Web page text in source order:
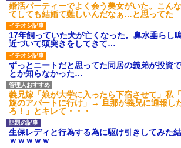
婚活パーティーでよく会う美女がいた。こん
てしても結婚て難しいんだなぁ…と思ってた
17年飼っていた犬が亡くなった。鼻水垂らし
近づいて頭突きをしてきて…
ずっとニートだと思ってた同居の義弟が投資
とか知らなかった…
義兄嫁「娘が大学に入ったら下宿させて」私
旋のアパートに行け」→ 旦那が義兄に通報し
ろ！」とキレて・・・
生保レディと行為する為に駆け引きしてみた
ｗｗｗｗｗ